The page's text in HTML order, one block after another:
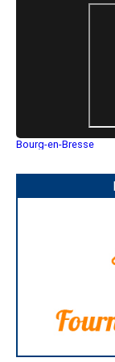
- Entreprise de
- Entreprise de
- Entreprise
- Entreprise de
- Entreprise de
- Entreprise
Bourg-en-Bresse
Angoulême